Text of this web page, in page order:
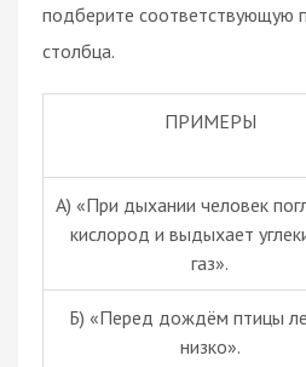
подберите соответствующую
столбца.
ПРИМЕРЫ
А) «При дыхании человек
кислород и выдыхает
газ».
Б) «Перед дождём птицы
низко».